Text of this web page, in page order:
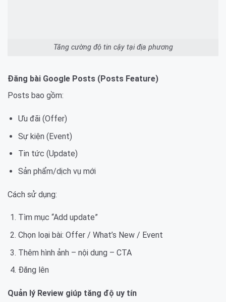
Tăng cường độ tin cậy tại địa phương
Đăng bài Google Posts (Posts Feature)
Posts bao gồm:
Ưu đãi (Offer)
Sự kiện (Event)
Tin tức (Update)
Sản phẩm/dịch vụ mới
Cách sử dụng:
Tìm mục “Add update”
Chọn loại bài: Offer / What’s New / Event
Thêm hình ảnh – nội dung – CTA
Đăng lên
Quản lý Review giúp tăng độ uy tín